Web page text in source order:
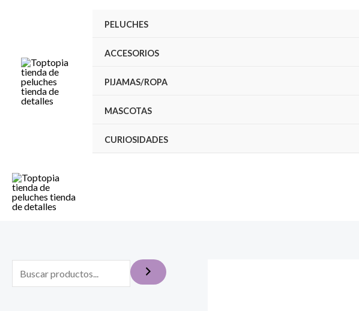
PELUCHES
ACCESORIOS
PIJAMAS/ROPA
MASCOTAS
CURIOSIDADES